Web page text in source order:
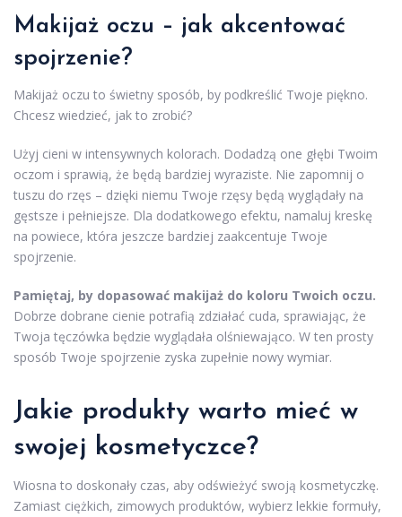
Makijaż oczu – jak akcentować
spojrzenie?
Makijaż oczu to świetny sposób, by podkreślić Twoje piękno.
Chcesz wiedzieć, jak to zrobić?
Użyj cieni w intensywnych kolorach. Dodadzą one głębi Twoim
oczom i sprawią, że będą bardziej wyraziste. Nie zapomnij o
tuszu do rzęs – dzięki niemu Twoje rzęsy będą wyglądały na
gęstsze i pełniejsze. Dla dodatkowego efektu, namaluj kreskę
na powiece, która jeszcze bardziej zaakcentuje Twoje
spojrzenie.
Pamiętaj, by dopasować makijaż do koloru Twoich oczu.
Dobrze dobrane cienie potrafią zdziałać cuda, sprawiając, że
Twoja tęczówka będzie wyglądała olśniewająco. W ten prosty
sposób Twoje spojrzenie zyska zupełnie nowy wymiar.
Jakie produkty warto mieć w
swojej kosmetyczce?
Wiosna to doskonały czas, aby odświeżyć swoją kosmetyczkę.
Zamiast ciężkich, zimowych produktów, wybierz lekkie formuły,